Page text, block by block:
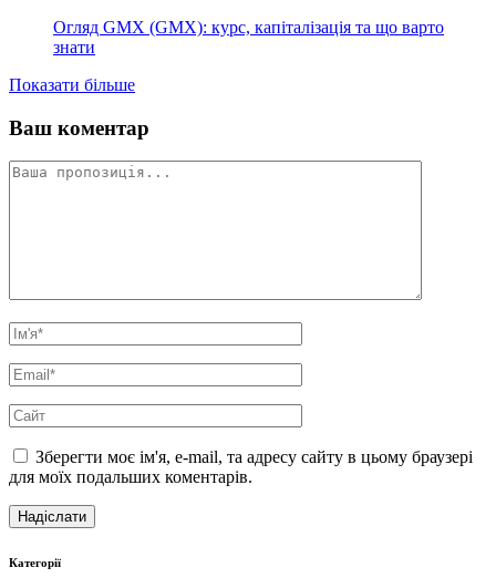
Огляд GMX (GMX): курс, капіталізація та що варто
знати
Показати більше
Ваш коментар
Зберегти моє ім'я, e-mail, та адресу сайту в цьому браузері
для моїх подальших коментарів.
Категорії